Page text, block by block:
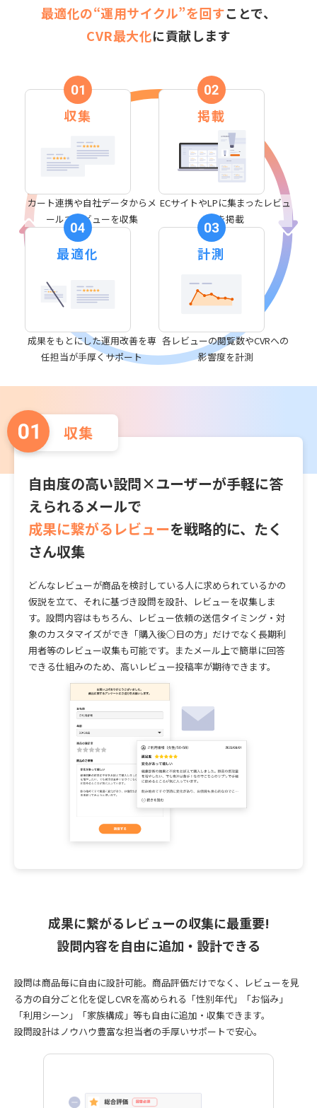
最適化の“運用サイクル”を回すことで、
CVR最大化に貢献します
収集
カート連携や自社データから メ
ールでレビューを収集
掲載
ECサイトやLPに集まったレビュ
ーを掲載
計測
各レビューの閲覧数やCVRへの
影響度を計測
最適化
成果をもとにした運用改善を専
任担当が手厚くサポート
収集
自由度の高い設問×ユーザーが手軽に答
えられるメールで
成果に繋がるレビューを戦略的に、たく
さん収集
どんなレビューが商品を検討している人に求められているかの
仮説を立て、それに基づき設問を設計、レビューを収集しま
す。設問内容はもちろん、レビュー依頼の送信タイミング・対
象のカスタマイズができ「購入後○日の方」だけでなく長期利
用者等のレビュー収集も可能です。またメール上で簡単に回答
できる仕組みのため、高いレビュー投稿率が期待できます。
成果に繋がるレビューの収集に最重要!
設問内容を自由に追加・設計できる
設問は商品毎に自由に設計可能。商品評価だけでなく、レビューを見
る方の自分ごと化を促しCVRを高められる「性別年代」「お悩み」
「利用シーン」「家族構成」等も自由に追加・収集できます。
設問設計はノウハウ豊富な担当者の手厚いサポートで安心。